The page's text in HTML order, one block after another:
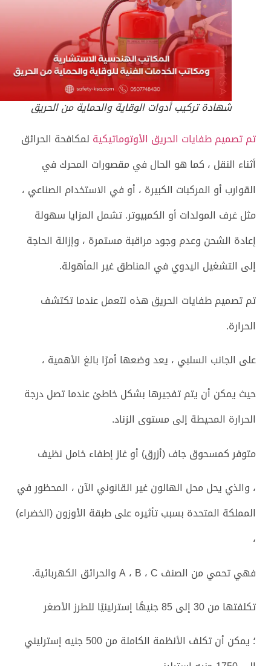
شهادة تركيب أدوات الوقاية والحماية من الحريق
تم تصميم طفايات الحريق الأوتوماتيكيةلمكافحة الحرائق
أثناء النقل ، كما هو الحال في مقصورات المحرك في
القوارب أو المركبات الكبيرة ، أو في الاستخدام الصناعي ،
مثل غرف المولدات أو الكمبيوتر. تشمل المزايا سهولة
إعادة الشحن وعدم وجود مراقبة مستمرة ، وإزالة الحاجة
إلى التشغيل اليدوي في المناطق غير المأهولة.
تم تصميم طفايات الحريق هذه لتعمل عندما تكتشف
الحرارة.
على الجانب السلبي ، يعد وضعها أمرًا بالغ الأهمية ،
حيث يمكن أن يتم تفجيرها بشكل خاطئ عندما تصل درجة
الحرارة المحيطة إلى مستوى الزناد.
متوفر كمسحوق جاف (أزرق) أو غاز إطفاء خامل نظيف
، والذي يحل محل الهالون غير القانوني الآن ، المحظور في
المملكة المتحدة بسبب تأثيره على طبقة الأوزون (الخضراء)
فهي تحمي من الصنف A ، B ، C والحرائق الكهربائية.
تكلفتها من 30 إلى 85 جنيهًا إسترلينيًا للطرز الأصغر
؛ يمكن أن تكلف الأنظمة الكاملة من 500 جنيه إسترليني